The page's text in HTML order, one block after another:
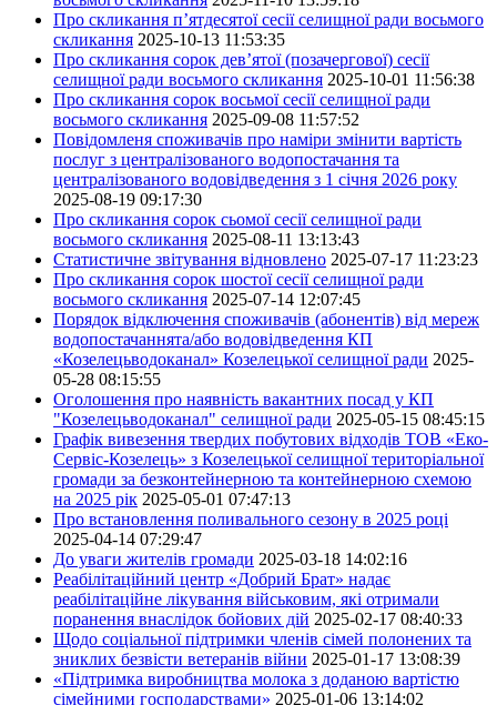
Про скликання п’ятдесятої сесії селищної ради восьмого
скликання 2025-10-13 11:53:35
Про скликання сорок дев’ятої (позачергової) сесії
селищної ради восьмого скликання 2025-10-01 11:56:38
Про скликання сорок восьмої сесії селищної ради
восьмого скликання 2025-09-08 11:57:52
Повідомленя споживачів про наміри змінити вартість
послуг з централізованого водопостачання та
централізованого водовідведення з 1 січня 2026 року
2025-08-19 09:17:30
Про скликання сорок сьомої сесії селищної ради
восьмого скликання 2025-08-11 13:13:43
Статистичне звітування відновлено 2025-07-17 11:23:23
Про скликання сорок шостої сесії селищної ради
восьмого скликання 2025-07-14 12:07:45
Порядок відключення споживачів (абонентів) від мереж
водопостачаннята/або водовідведення КП
«Козелецьводоканал» Козелецької селищної ради 2025-
05-28 08:15:55
Оголошення про наявність вакантних посад у КП
"Козелецьводоканал" селищної ради 2025-05-15 08:45:15
Графік вивезення твердих побутових відходів ТОВ «Еко-
Сервіс-Козелець» з Козелецької селищної територіальної
громади за безконтейнерною та контейнерною схемою
на 2025 рік 2025-05-01 07:47:13
Про встановлення поливального сезону в 2025 році
2025-04-14 07:29:47
До уваги жителів громади 2025-03-18 14:02:16
Реабілітаційний центр «Добрий Брат» надає
реабілітаційне лікування військовим, які отримали
поранення внаслідок бойових дій 2025-02-17 08:40:33
Щодо соціальної підтримки членів сімей полонених та
зниклих безвісти ветеранів війни 2025-01-17 13:08:39
«Підтримка виробництва молока з доданою вартістю
сімейними господарствами» 2025-01-06 13:14:02